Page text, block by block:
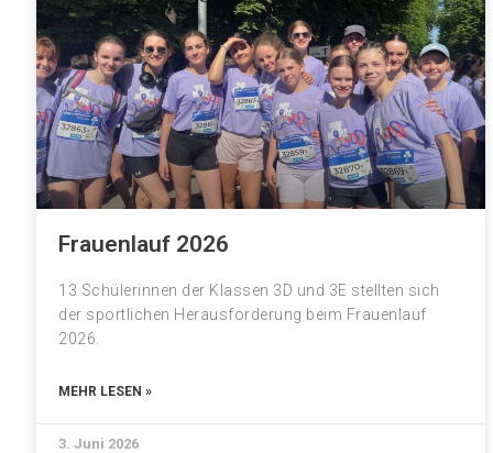
Frauenlauf 2026
13 Schülerinnen der Klassen 3D und 3E stellten sich
der sportlichen Herausforderung beim Frauenlauf
2026.
MEHR LESEN »
3. Juni 2026